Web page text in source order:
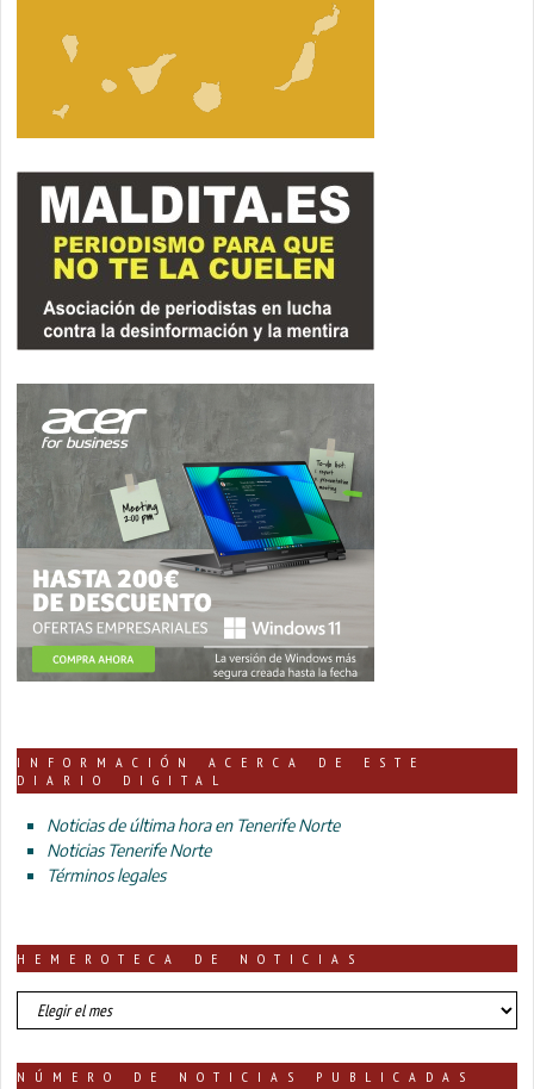
INFORMACIÓN ACERCA DE ESTE
DIARIO DIGITAL
Noticias de última hora en Tenerife Norte
Noticias Tenerife Norte
Términos legales
HEMEROTECA DE NOTICIAS
HEMEROTECA
DE
NÚMERO DE NOTICIAS PUBLICADAS